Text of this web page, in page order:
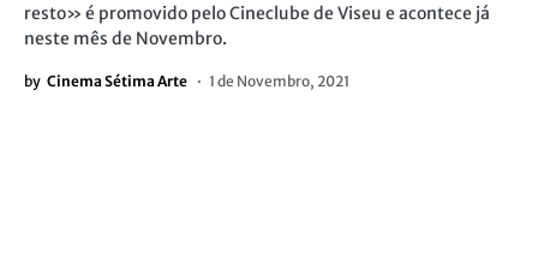
resto» é promovido pelo Cineclube de Viseu e acontece já
neste mês de Novembro.
by Cinema Sétima Arte 1 de Novembro, 2021